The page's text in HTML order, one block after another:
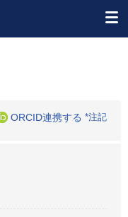
ORCID連携する *注記